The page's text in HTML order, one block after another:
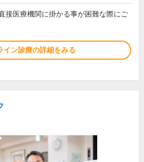
接医療機関に掛かる事が困難な際にご
イン診療の詳細をみる